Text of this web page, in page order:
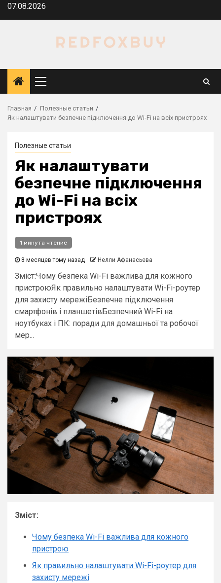
Перейти
07.08.2026
Основное
меню
Главная
Полезные статьи
Як налаштувати безпечне підключення до Wi-Fi на всіх пристроях
Полезные статьи
Як налаштувати
безпечне підключення
до Wi-Fi на всіх
пристроях
1 минута чтение
8 месяцев тому назад Нелли Афанасьева
Зміст:Чому безпека Wi-Fi важлива для кожного
пристроюЯк правильно налаштувати Wi-Fi-роутер
для захисту мережіБезпечне підключення
смартфонів і планшетівБезпечний Wi-Fi на
ноутбуках і ПК: поради для домашньої та робочої
мер...
Зміст:
Чому безпека Wi-Fi важлива для кожного
пристрою
Як правильно налаштувати Wi-Fi-роутер для
захисту мережі